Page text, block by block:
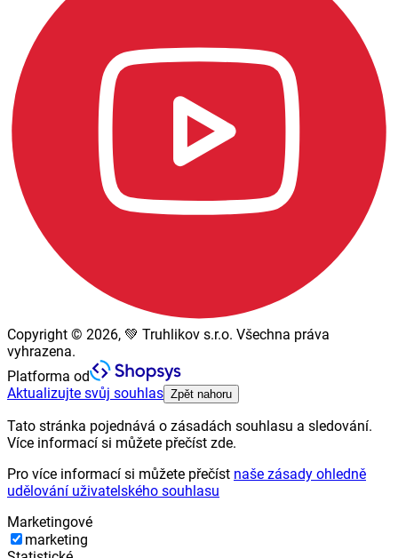
Copyright © 2026, 💚 Truhlikov s.r.o. Všechna práva
vyhrazena.
Platforma od
Aktualizujte svůj souhlas Zpět nahoru
Tato stránka pojednává o zásadách souhlasu a sledování.
Více informací si můžete přečíst zde.
Pro více informací si můžete přečíst naše zásady ohledně
udělování uživatelského souhlasu
Marketingové
marketing